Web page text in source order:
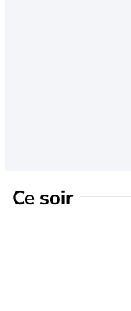
Ce soir